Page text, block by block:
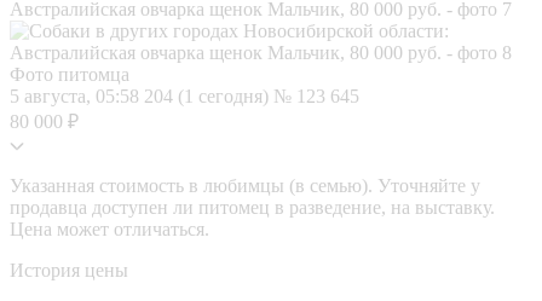
Фото питомца
5 августа, 05:58 204 (1 сегодня) № 123 645
80 000 ₽
Указанная стоимость в любимцы (в семью). Уточняйте у
продавца доступен ли питомец в разведение, на выставку.
Цена может отличаться.
История цены